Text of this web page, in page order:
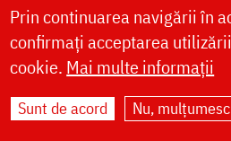
LIVE
Site dezvoltat de
Arhiepiscopia Iașilor |
Prin continuarea navigării în
confirmați acceptarea
cookie. Mai multe informații
Sunt de acord Nu, mulțumesc